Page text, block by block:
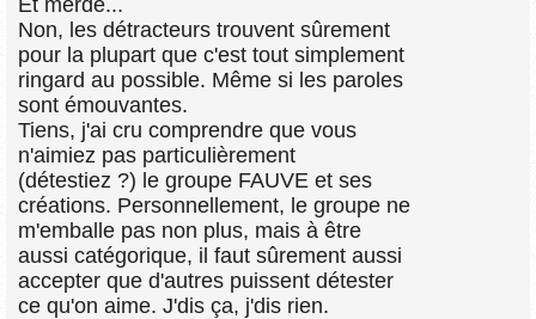
Et merde...
Non, les détracteurs trouvent sûrement
pour la plupart que c'est tout simplement
ringard au possible. Même si les paroles
sont émouvantes.
Tiens, j'ai cru comprendre que vous
n'aimiez pas particulièrement
(détestiez ?) le groupe FAUVE et ses
créations. Personnellement, le groupe ne
m'emballe pas non plus, mais à être
aussi catégorique, il faut sûrement aussi
accepter que d'autres puissent détester
ce qu'on aime. J'dis ça, j'dis rien.